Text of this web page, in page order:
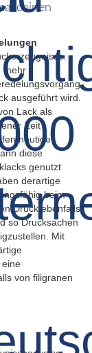
mehr
ausgeführt wird.
Lack als
Zeit
heutige
diese
genutzt
derartige
beim
Druck ebenfalls
so Drucksachen
Mit
eine
von filigranen